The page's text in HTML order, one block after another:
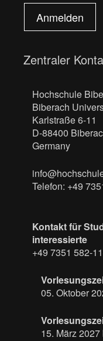
Anmelden
Zentraler
Hochschule
Biberach
Karlstraße 6-11
D-88400
Germany
Telefon: +49
Kontakt für
interessierte
+49 7351 582-
05. Oktober
15. März